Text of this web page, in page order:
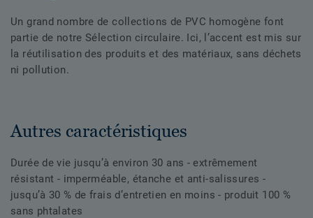
Un grand nombre de collections de PVC homogène font
partie de notre Sélection circulaire. Ici, l’accent est mis sur
la réutilisation des produits et des matériaux, sans déchets
ni pollution.
Autres caractéristiques
Durée de vie jusqu’à environ 30 ans - extrêmement
résistant - imperméable, étanche et anti-salissures -
jusqu’à 30 % de frais d’entretien en moins - produit 100 %
sans phtalates